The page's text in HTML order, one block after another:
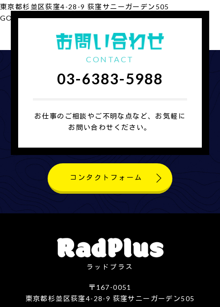
東京都杉並区荻窪4-28-9 荻窪サニーガーデン505
GOOGLE MAP
会社概要を見る
CONTACT
03-6383-5988
お仕事のご相談やご不明な点など、お気軽に
お問い合わせください。
コンタクトフォーム
ラッドプラス
〒167-0051
東京都杉並区荻窪4-28-9 荻窪サニーガーデン505